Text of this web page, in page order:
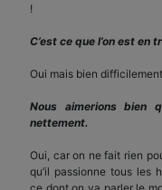
!
C’est ce que l’on est en
Oui mais bien
Nous aimerions bien
nettement.
Oui, car on ne fait rien
qu’il passionne tous les